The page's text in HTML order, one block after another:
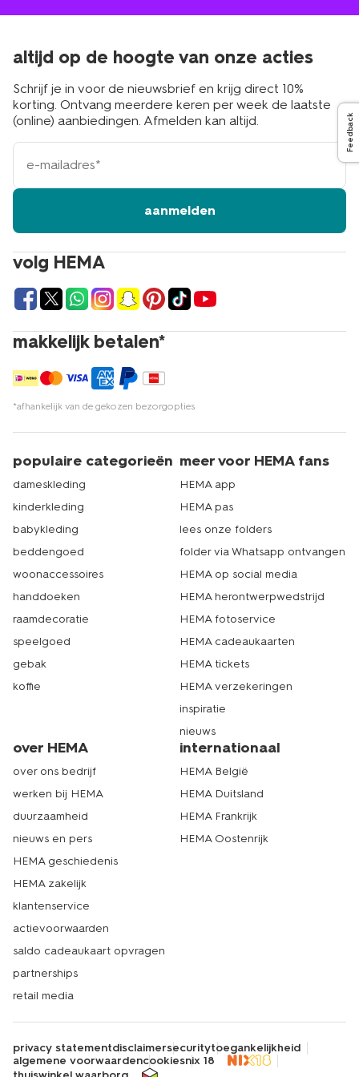
volg HEMA
makkelijk betalen*
*afhankelijk van de gekozen bezorgopties
altijd op de hoogte van onze acties
Schrijf je in voor de nieuwsbrief en krijg direct 10%
korting. Ontvang meerdere keren per week de laatste
(online) aanbiedingen. Afmelden kan altijd.
e-
mailadres
aanmelden
populaire categorieën
dameskleding
kinderkleding
babykleding
beddengoed
woonaccessoires
handdoeken
raamdecoratie
speelgoed
gebak
koffie
meer voor HEMA fans
HEMA app
HEMA pas
lees onze folders
folder via Whatsapp ontvangen
HEMA op social media
HEMA herontwerpwedstrijd
HEMA fotoservice
HEMA cadeaukaarten
HEMA tickets
HEMA verzekeringen
inspiratie
nieuws
over HEMA
over ons bedrijf
werken bij HEMA
duurzaamheid
nieuws en pers
HEMA geschiedenis
HEMA zakelijk
klantenservice
actievoorwaarden
saldo cadeaukaart opvragen
partnerships
retail media
internationaal
HEMA België
HEMA Duitsland
HEMA Frankrijk
HEMA Oostenrijk
privacy statementdisclaimersecuritytoegankelijkheid
algemene voorwaardencookiesnix 18
Feedback